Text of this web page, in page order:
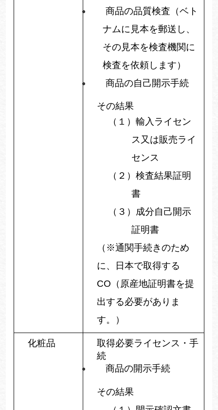
商品の品質検査（ベト
ナムに見本を郵送し、
その見本を検査機関に
検査を依頼します）
商品の自己開示手続
その結果
（１） 輸入ライセン
ス又は販売ライ
センス
（２） 検査結果証明
書
（３） 成分自己開示
証明書
（※通関手続きのため
に、日本で取得する
CO （原産地証明書を提
出する必要がありま
す。）
化粧品
取得必要ライセンス・手
続
商品の開示手続
その結果